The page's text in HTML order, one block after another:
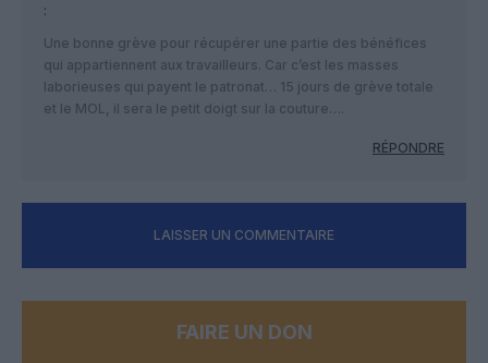
:
Une bonne grève pour récupérer une partie des bénéfices
qui appartiennent aux travailleurs. Car c’est les masses
laborieuses qui payent le patronat… 15 jours de grève totale
et le MOL, il sera le petit doigt sur la couture….
RÉPONDRE
LAISSER UN COMMENTAIRE
FAIRE UN DON